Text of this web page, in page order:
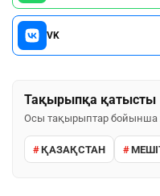
VK
Тақырыпқа қатысты
Осы тақырыптар
ҚАЗАҚСТАН